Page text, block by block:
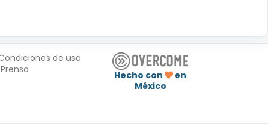
de uso
Prensa
Hecho con
en
México